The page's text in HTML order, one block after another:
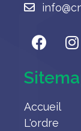
Accueil
L'ordre